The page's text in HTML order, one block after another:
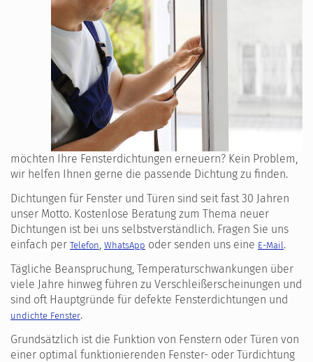
möchten Ihre Fensterdichtungen erneuern? Kein Problem,
wir helfen Ihnen gerne die passende Dichtung zu finden.
Dichtungen für Fenster und Türen sind seit fast 30 Jahren
unser Motto. Kostenlose Beratung zum Thema neuer
Dichtungen ist bei uns selbstverständlich. Fragen Sie uns
einfach per Telefon, WhatsApp oder senden uns eine E-Mail .
Tägliche Beanspruchung, Temperaturschwankungen über
viele Jahre hinweg führen zu Verschleißerscheinungen und
sind oft Hauptgründe für defekte Fensterdichtungen und
undichte Fenster.
Grundsätzlich ist die Funktion von Fenstern oder Türen von
einer optimal funktionierenden Fenster- oder Türdichtung